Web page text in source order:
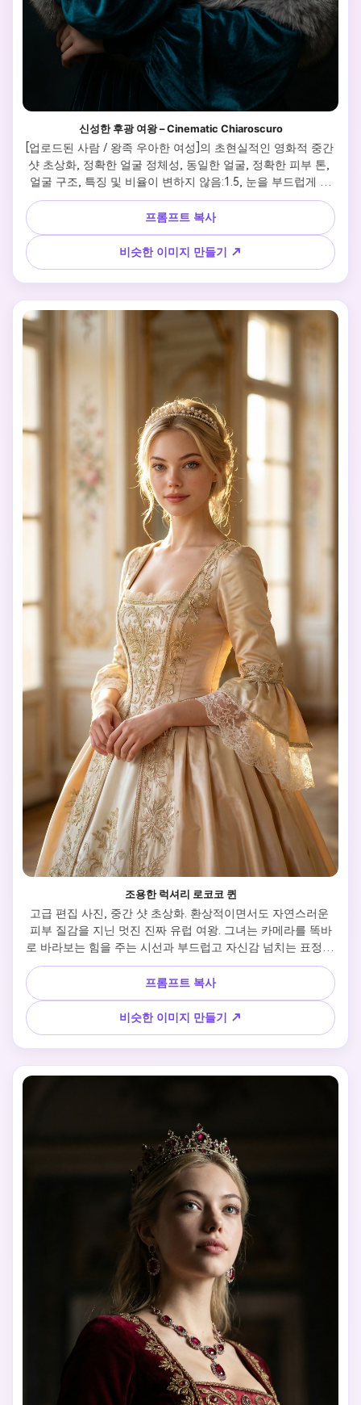
신성한 후광 여왕 – Cinematic Chiaroscuro
[업로드된 사람 / 왕족 우아한 여성]의 초현실적인 영화적 중간
샷 초상화, 정확한 얼굴 정체성, 동일한 얼굴, 정확한 피부 톤,
얼굴 구조, 특징 및 비율이 변하지 않음:1.5, 눈을 부드럽게 감
은 고요한 행복한 표정, 사색적이고 평화로운 포즈로 뺨에 우
아하게 대고 있는 손, 자연스러운 메이크업으로 부드럽게 벌어
진 입술, 고급스러운 풍부한 원단 질감의 정교한 오프숄더 딥
티얼/에메랄드/미드나잇 블루 벨벳 가운을 입고, 볼륨감 있는
흐르는 소매가 눈에 보이며, 복잡한 보석 베이스와 신화적인
화려한 디테일이 있는 신성한 아우라와 같은 날카로운 황금 스
파이크를 방사하는 극적인 화려한 황금 햇살 헤일로 크라운,
큰 매달린 화려한 황금 미묘한 벨벳 또는 질감 깊이와 부드러
운 분위기 안개가있는 어두운 무디 청록색 검은색 그라데이션
배경, 부드러운 측면 키 라이트 조각 얼굴 목과 쇄골이 부드러
로 조명 뺨에, 강한 따뜻한 황금 림 백라이트가 헤어 크라운 어
깨와 어퍼 가운 주위에 에테르한 빛나는 헤일로를 만들어, 크
라운과 어퍼 피겨 주위에 볼륨적인 미묘한 신 광선 또는 빛 입
자, 피부에 따뜻한 황금 하이라이트 얼굴 입술 금색 요소와 벨
벳 광택, 우아한 뼈 구조를 강조하는 깊고 풍부한 그림자 벨벳
접힘 모피 질감과 패브릭 드레이퍼, 하이퍼 디테일 리얼한 피
부 모공 미묘한 자연 결함 자연 광채, 고급스러운 하이 패션 e
프롬프트 복사
비슷한 이미지 만들기 ↗
조용한 럭셔리 로코코 퀸
고급 편집 사진, 중간 샷 초상화. 환상적이면서도 자연스러운
피부 질감을 지닌 멋진 진짜 유럽 여왕. 그녀는 카메라를 똑바
로 바라보는 힘을 주는 시선과 부드럽고 자신감 넘치는 표정을
가지고 있습니다. 중심에 있는 자세로 서 있는 자세. 복잡한 자
수가 있는 부드러운 파스텔 골드와 아이보리 소재의 로코코 가
운에 고급스러운 모던 트위스트를 입고, 섬세한 진주 티아라를
입고 있습니다. 배경은 높은 창문과 흐릿한 꽃 모티프가 있는
웅장한 빛이 가득한 로코코 살롱입니다. 조명은 밝은 자연광,
밝은 조명을 만드는 부드러운 키 조명, 후광으로 그녀를 감싸
는 따뜻한 황금색 림 조명입니다. Hasselblad H6D-100c,
용한 럭셔리 분위기, 8k, 사실적인 걸작.
프롬프트 복사
비슷한 이미지 만들기 ↗